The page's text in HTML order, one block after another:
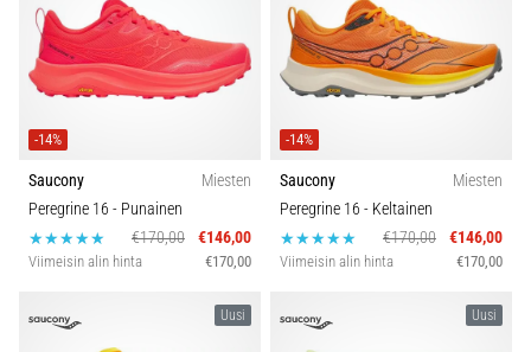
-14%
Saucony
Miesten
Peregrine 16 - Punainen
€170,00
€146,00
Viimeisin alin hinta €170,00
-14%
Saucony
Miesten
Peregrine 16 - Keltainen
€170,00
€146,00
Viimeisin alin hinta €170,00
Uusi Uusi